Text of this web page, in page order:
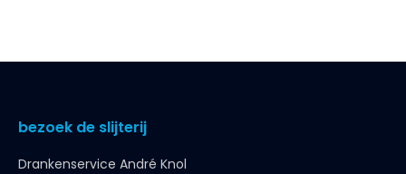
bezoek de slijterij
Drankenservice André Knol